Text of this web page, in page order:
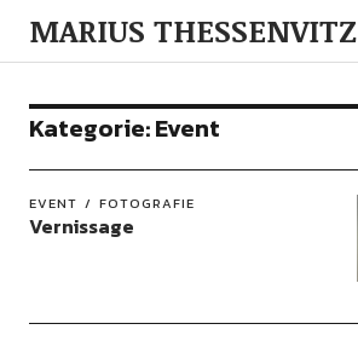
MARIUS THESSENVITZ
Kategorie:Event
EVENT FOTOGRAFIE
Vernissage